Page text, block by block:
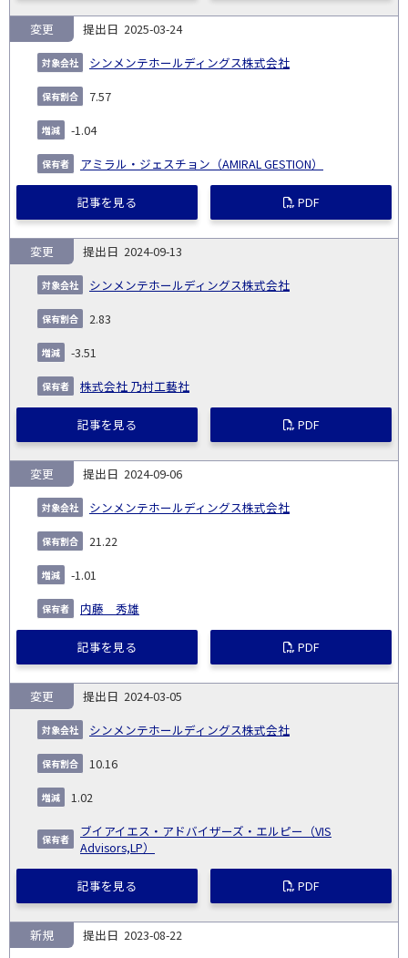
2025-03-24
シンメンテホールディングス株式会社
変更
7.57
-1.04
アミラル・ジェスチョン（AMIRAL GESTION）
記事を見る PDF
2024-09-13
シンメンテホールディングス株式会社
変更
2.83
-3.51
株式会社 乃村工藝社
記事を見る PDF
2024-09-06
シンメンテホールディングス株式会社
変更
21.22
-1.01
内藤 秀雄
記事を見る PDF
2024-03-05
シンメンテホールディングス株式会社
変更
10.16
1.02
ブイアイエス・アドバイザーズ・エルピー（VIS
Advisors,LP）
記事を見る PDF
2023-08-22
新規